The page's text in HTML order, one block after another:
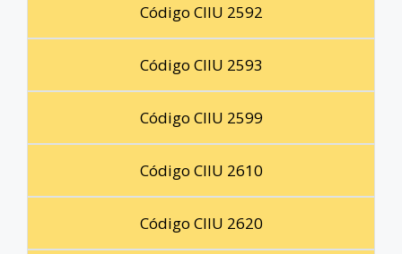
Código CIIU 2592
Código CIIU 2593
Código CIIU 2599
Código CIIU 2610
Código CIIU 2620